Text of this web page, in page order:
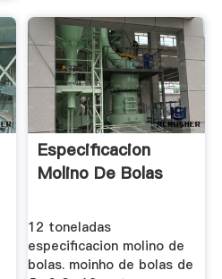
Especificacion
Molino De Bolas
12 toneladas
especificacion molino de
bolas. moinho de bolas de